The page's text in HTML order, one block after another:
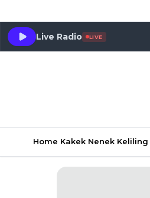
Live Radio LIVE
Home Kakek Nenek